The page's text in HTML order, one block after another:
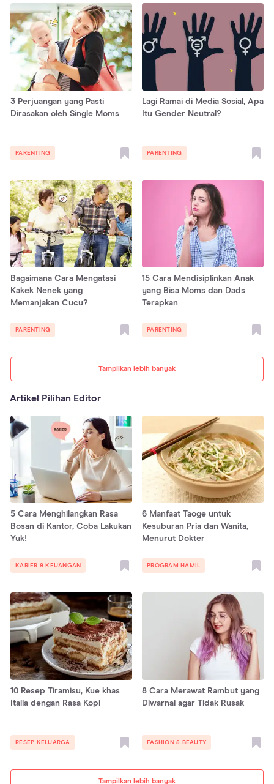
Tampilkan lebih banyak
3 Perjuangan yang Pasti
Dirasakan oleh Single Moms
PARENTING
Lagi Ramai di Media Sosial, Apa
Itu Gender Neutral?
PARENTING
Bagaimana Cara Mengatasi
Kakek Nenek yang
Memanjakan Cucu?
PARENTING
15 Cara Mendisiplinkan Anak
yang Bisa Moms dan Dads
Terapkan
PARENTING
Artikel Pilihan Editor
Tampilkan lebih banyak
5 Cara Menghilangkan Rasa
Bosan di Kantor, Coba Lakukan
Yuk!
KARIER & KEUANGAN
6 Manfaat Taoge untuk
Kesuburan Pria dan Wanita,
Menurut Dokter
PROGRAM HAMIL
10 Resep Tiramisu, Kue khas
Italia dengan Rasa Kopi
RESEP KELUARGA
8 Cara Merawat Rambut yang
Diwarnai agar Tidak Rusak
FASHION & BEAUTY